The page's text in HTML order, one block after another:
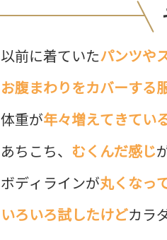
以前に着ていたパンツや
お腹まわりをカバーする
体重が年々増えてきてい
あちこち、 むくんだ感じ
ボディラインが丸くなっ
いろいろ試したけどカラ